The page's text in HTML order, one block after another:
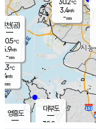
의도
℃
m/s
mm
영흥도
대부도
30.0
30.2℃
3.4m/s
-mm
인천(공)
30.5℃
5.9m/s
-mm